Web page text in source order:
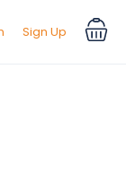
Sign Up